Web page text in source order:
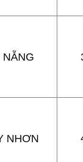
NHƠN